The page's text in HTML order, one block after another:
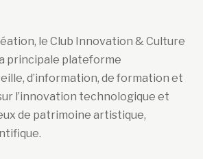
le Club Innovation & Culture
principale plateforme
d’information, de formation et
l’innovation technologique et
de patrimoine artistique,